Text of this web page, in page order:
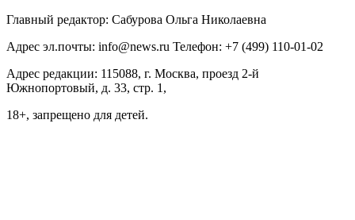
Главный редактор: Сабурова Ольга Николаевна
Адрес эл.почты: info@news.ru Телефон: +7 (499) 110-01-02
Адрес редакции: 115088, г. Москва, проезд 2-й
Южнопортовый, д. 33, стр. 1,
18+, запрещено для детей.